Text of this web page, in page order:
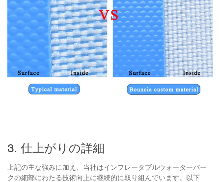
3. 仕上がりの詳細
上記の主な強みに加え、当社はインフレータブルウォーターパー
クの細部にわたる技術向上に継続的に取り組んでいます。以下